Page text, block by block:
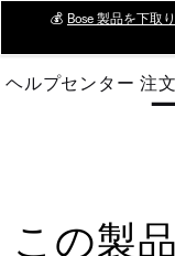
Main
💰 Bose 製品を下取
ヘルプセンター 注文
この製